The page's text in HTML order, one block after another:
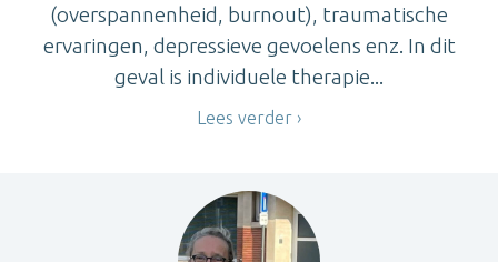
(overspannenheid, burnout), traumatische
ervaringen, depressieve gevoelens enz. In dit
geval is individuele therapie...
Lees verder